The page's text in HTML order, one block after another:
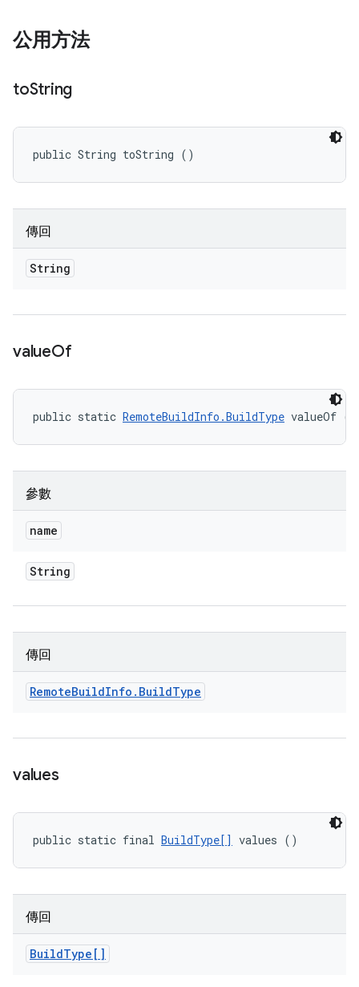
公用方法
toString
public String toString ()
傳回
String
valueOf
public static RemoteBuildInfo.BuildType valueOf
參數
name
String
傳回
RemoteBuildInfo . BuildType
values
public static final BuildType[] values ()
傳回
BuildType[]